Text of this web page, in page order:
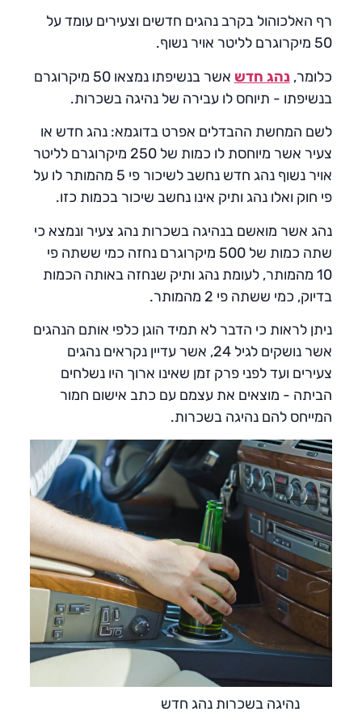
רף האלכוהול בקרב נהגים חדשים וצעירים עומד על
50 מיקרוגרם לליטר אויר נשוף.
כלומר,נהג חדש
אשר בנשיפתו נמצאו 50 מיקרוגרם
בנשיפתו - תיוחס לו עבירה של נהיגה בשכרות.
לשם המחשת ההבדלים אפרט בדוגמא: נהג חדש או
צעיר אשר מיוחסת לו כמות של 250 מיקרוגרם לליטר
אויר נשוף נהג חדש נחשב לשיכור פי 5 מהמותר לו על
פי חוק ואלו נהג ותיק אינו נחשב שיכור בכמות כזו.
נהג אשר מואשם בנהיגה בשכרות נהג צעיר ונמצא כי
שתה כמות של 500 מיקרוגרם נחזה כמי ששתה פי
10 מהמותר, לעומת נהג ותיק שנחזה באותה הכמות
בדיוק, כמי ששתה פי 2 מהמותר.
ניתן לראות כי הדבר לא תמיד הוגן כלפי אותם הנהגים
אשר נושקים לגיל 24, אשר עדיין נקראים נהגים
צעירים ועד לפני פרק זמן שאינו ארוך היו נשלחים
הביתה - מוצאים את עצמם עם כתב אישום חמור
המייחס להם נהיגה בשכרות.
נהיגה בשכרות נהג חדש